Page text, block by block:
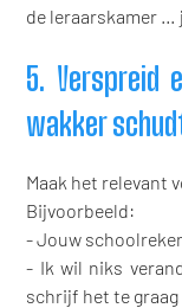
de leraarskamer …
5. Verspreid
wakker
Maak het relevant
Bijvoorbeeld:
- Jouw
- Ik wil niks
schrijf het te